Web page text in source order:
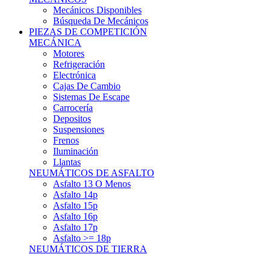
Búsqueda De Mecánicos
PIEZAS DE COMPETICIÓN
MECÁNICA
Motores
Refrigeración
Electrónica
Cajas De Cambio
Sistemas De Escape
Carrocería
Depositos
Suspensiones
Frenos
Iluminación
Llantas
NEUMÁTICOS DE ASFALTO
Asfalto 13 O Menos
Asfalto 14p
Asfalto 15p
Asfalto 16p
Asfalto 17p
Asfalto >= 18p
NEUMÁTICOS DE TIERRA
Tierra 13 O Menos